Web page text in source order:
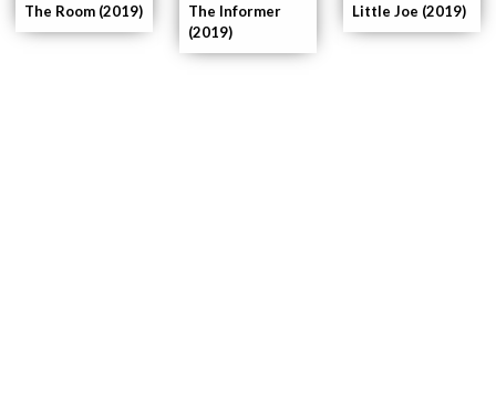
Little Joe (2019)
The Informer
(2019)
The Room (2019)